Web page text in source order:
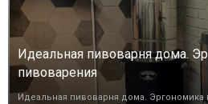
Идеальная пивоварня дома.
пивоварения
Идеальная пивоварня дома. Эргономика